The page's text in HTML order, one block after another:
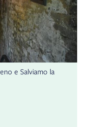
e Salviamo la